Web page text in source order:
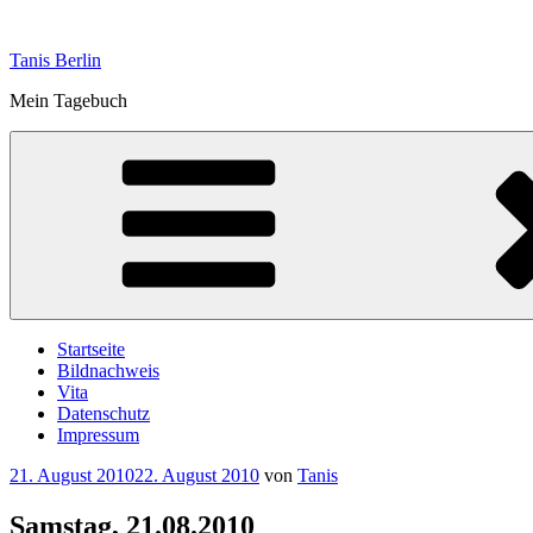
springen
Tanis Berlin
Mein Tagebuch
Startseite
Bildnachweis
Vita
Datenschutz
Impressum
Veröffentlicht
21. August 201022. August 2010 von Tanis
Samstag, 21.08.2010